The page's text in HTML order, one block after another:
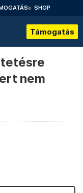
SHOP
Támogatás
nem